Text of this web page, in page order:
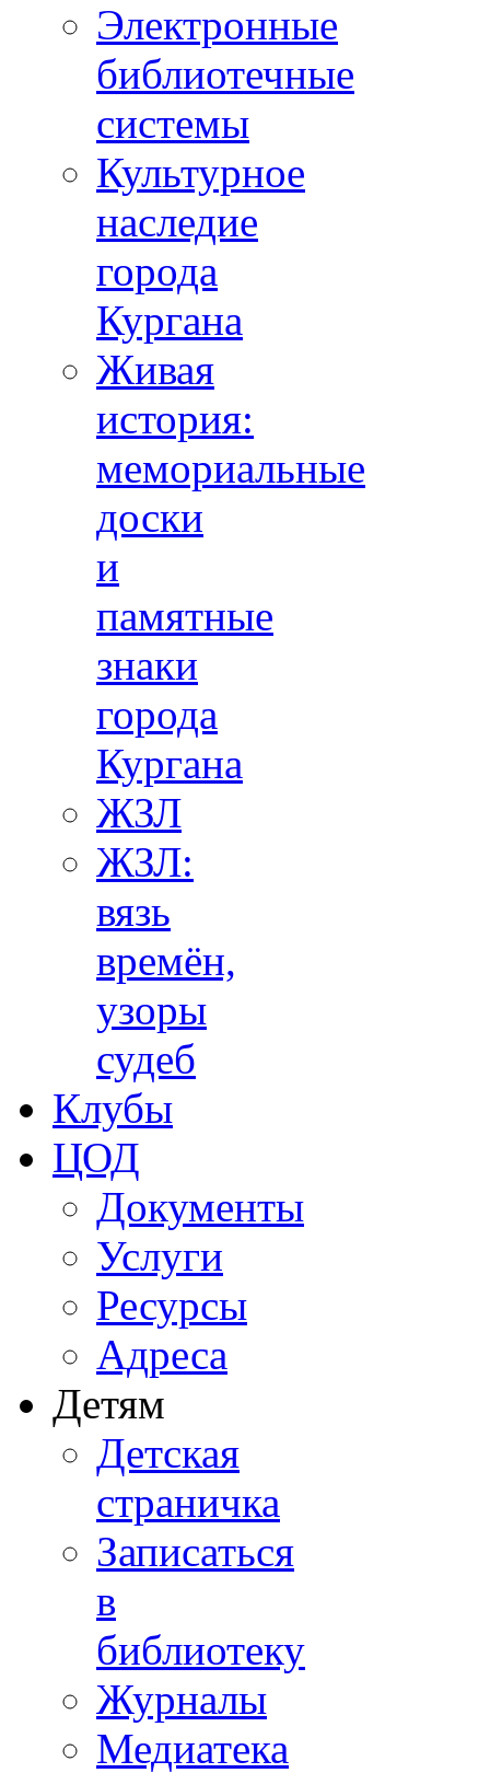
Электронные
библиотечные
системы
Культурное
наследие
города
Кургана
Живая
история:
мемориальные
доски
и
памятные
знаки
города
Кургана
ЖЗЛ
ЖЗЛ:
вязь
времён,
узоры
судеб
Клубы
ЦОД
Документы
Услуги
Ресурсы
Адреса
Детям
Детская
страничка
Записаться
в
библиотеку
Журналы
Медиатека